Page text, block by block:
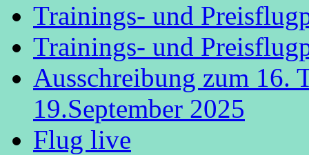
Trainings- und
Trainings- und
Ausschreibung zum 16.
19.September 2025
Flug live